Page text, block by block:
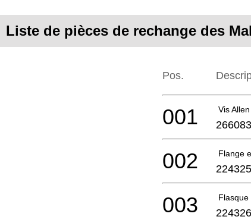
Liste de pièces de rechange des
Pos.
Vis
001
Flange
002
003